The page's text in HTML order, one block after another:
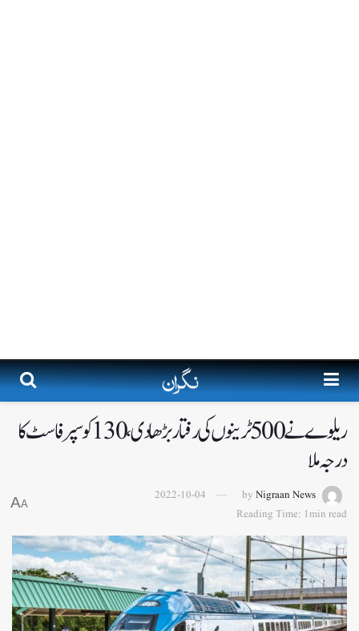
ریلوے نے 500 ٹرینوں کی رفتار بڑھا دی، 130 کو سپرفاسٹ کا
درجہ ملا
by Nigraan News
2022-10-04
Reading Time: 1min read
A
A